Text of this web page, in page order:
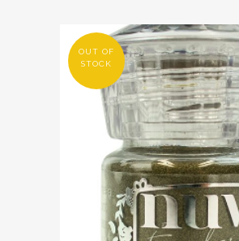
OUT OF
STOCK